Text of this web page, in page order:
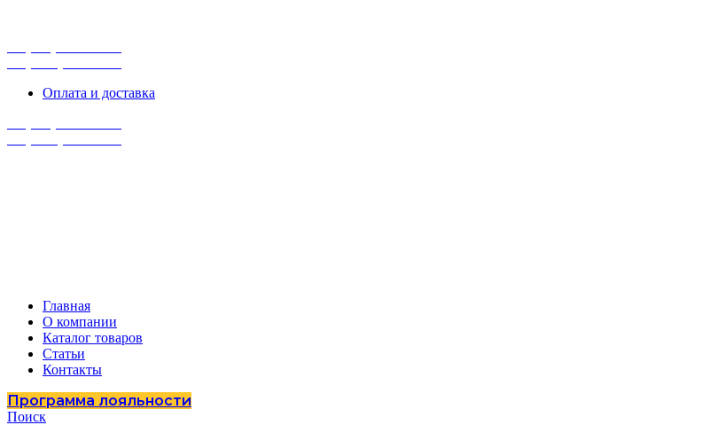
Оплата и доставка
Главная
О компании
Каталог товаров
Статьи
Контакты
Программа лояльности
Поиск